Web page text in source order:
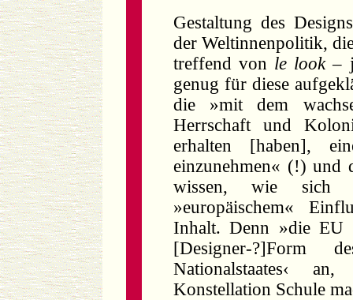
Gestaltung des
der Weltinnenpolitik,
treffend von le look–
genug für diese
die »mit dem
Herrschaft und
erhalten [haben],
einzunehmen« (!) und
wissen, wie sich
»europäischem«
Inhalt. Denn »die EU
[Designer-?]Form
Nationalstaates‹
Konstellation Schule